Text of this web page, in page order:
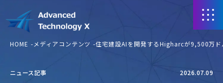
HOME メディアコンテンツ 住宅建設AIを開発するHigharcが9,500万
ニュース記事 2026.07.09